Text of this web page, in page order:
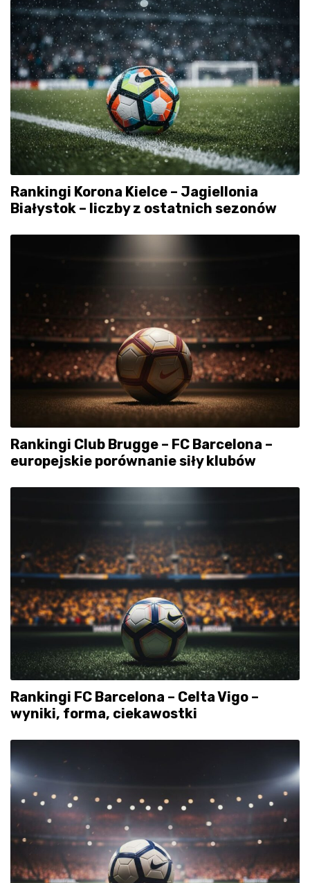
Rankingi Korona Kielce – Jagiellonia
Białystok – liczby z ostatnich sezonów
Rankingi Club Brugge – FC Barcelona –
europejskie porównanie siły klubów
Rankingi FC Barcelona – Celta Vigo –
wyniki, forma, ciekawostki